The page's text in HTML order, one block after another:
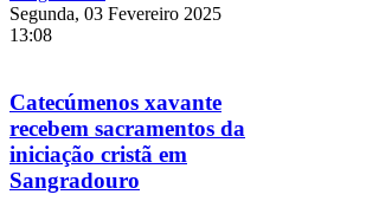
Segunda, 03 Fevereiro 2025
13:08
Catecúmenos xavante
recebem sacramentos da
iniciação cristã em
Sangradouro